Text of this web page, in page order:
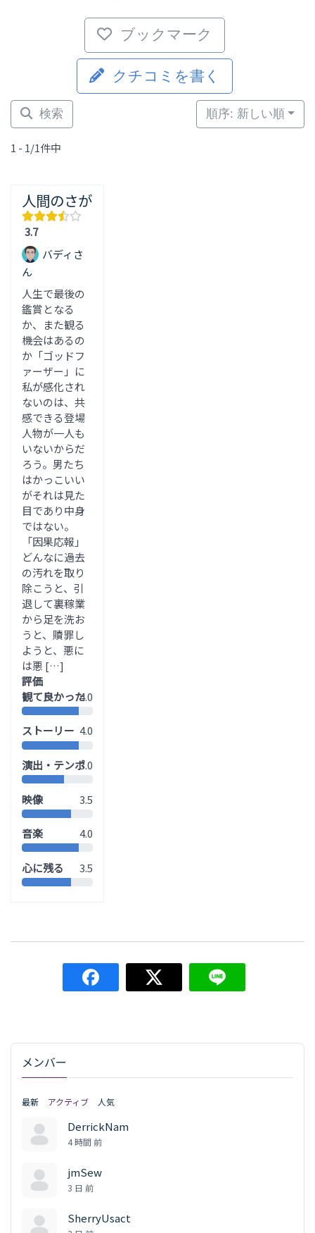
ブックマーク
クチコミを書く
検索
1 - 1/1件中
順序: 新しい順
人間のさが
3.7
バディさ
ん
人生で最後の
鑑賞となる
か、また観る
機会はあるの
か「ゴッドフ
ァーザー」に
私が感化され
ないのは、共
感できる登場
人物が一人も
いないからだ
ろう。男たち
はかっこいい
がそれは見た
目であり中身
ではない。
「因果応報」
どんなに過去
の汚れを取り
除こうと、引
退して裏稼業
から足を洗お
うと、贖罪し
ようと、悪に
は悪 […]
評価
観て良かった4.0
ストーリー 4.0
演出・テンポ3.0
映像 3.5
音楽 4.0
心に残る 3.5
メンバー
最新 アクティブ 人気
DerrickNam
4 時間 前
jmSew
3 日 前
SherryUsact